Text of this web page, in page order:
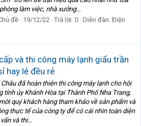
làm việc, nhà xưởng...
đề 19/12/22 Trả lời: 0 Diễn đàn: Điện
và thi công máy lạnh giấu trần
hay lẻ đều rẻ
đã hoàn thiện thi công máy lạnh cho hội
tỉnh ủy Khánh Hòa tại Thành Phố Nha Trang,
quý khách hàng tham khảo về sản phẩm và
thực tế của công ty để có cái nhìn toàn diện
và thi...